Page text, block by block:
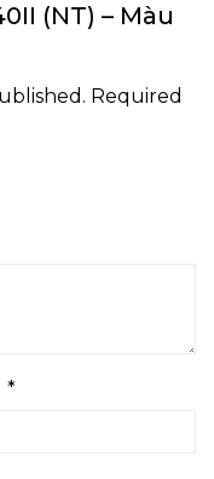
(NT) – Màu
Required
*